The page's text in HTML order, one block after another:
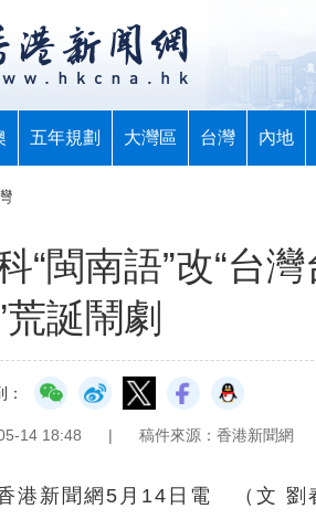
五年規劃 大灣區 台灣 內地
“閩南語”改“台
荒誕鬧劇
14 18:48 | 稿件來源：香港新聞網
港新聞網5月14日電 （文 劉